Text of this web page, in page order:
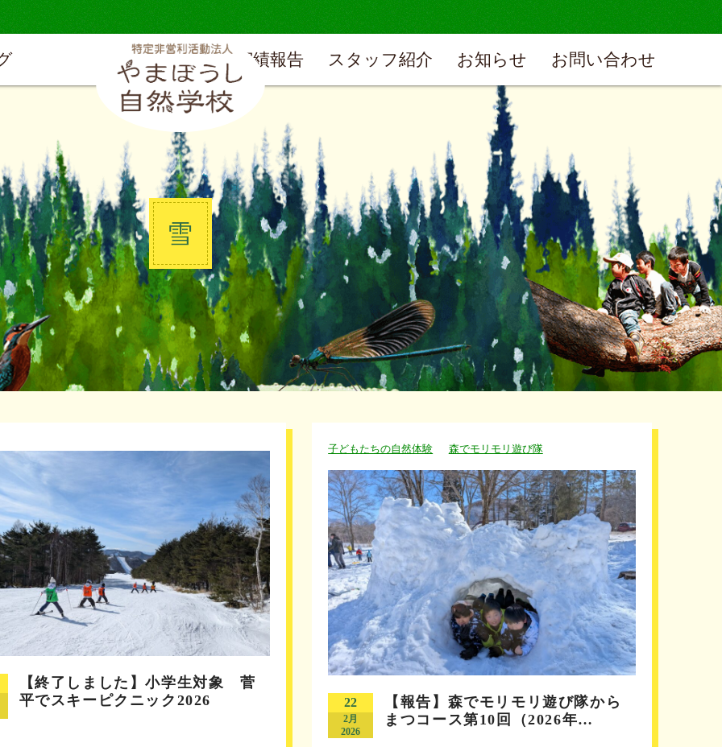
実績報告 スタッフ紹介 お知らせ お問い合わせ
雪
【終了しました】小学生対象 菅
平でスキーピクニック2026
子どもたちの自然体験 森でモリモリ遊び隊
22
2月
2026
【報告】森でモリモリ遊び隊から
まつコース第10回（2026年…